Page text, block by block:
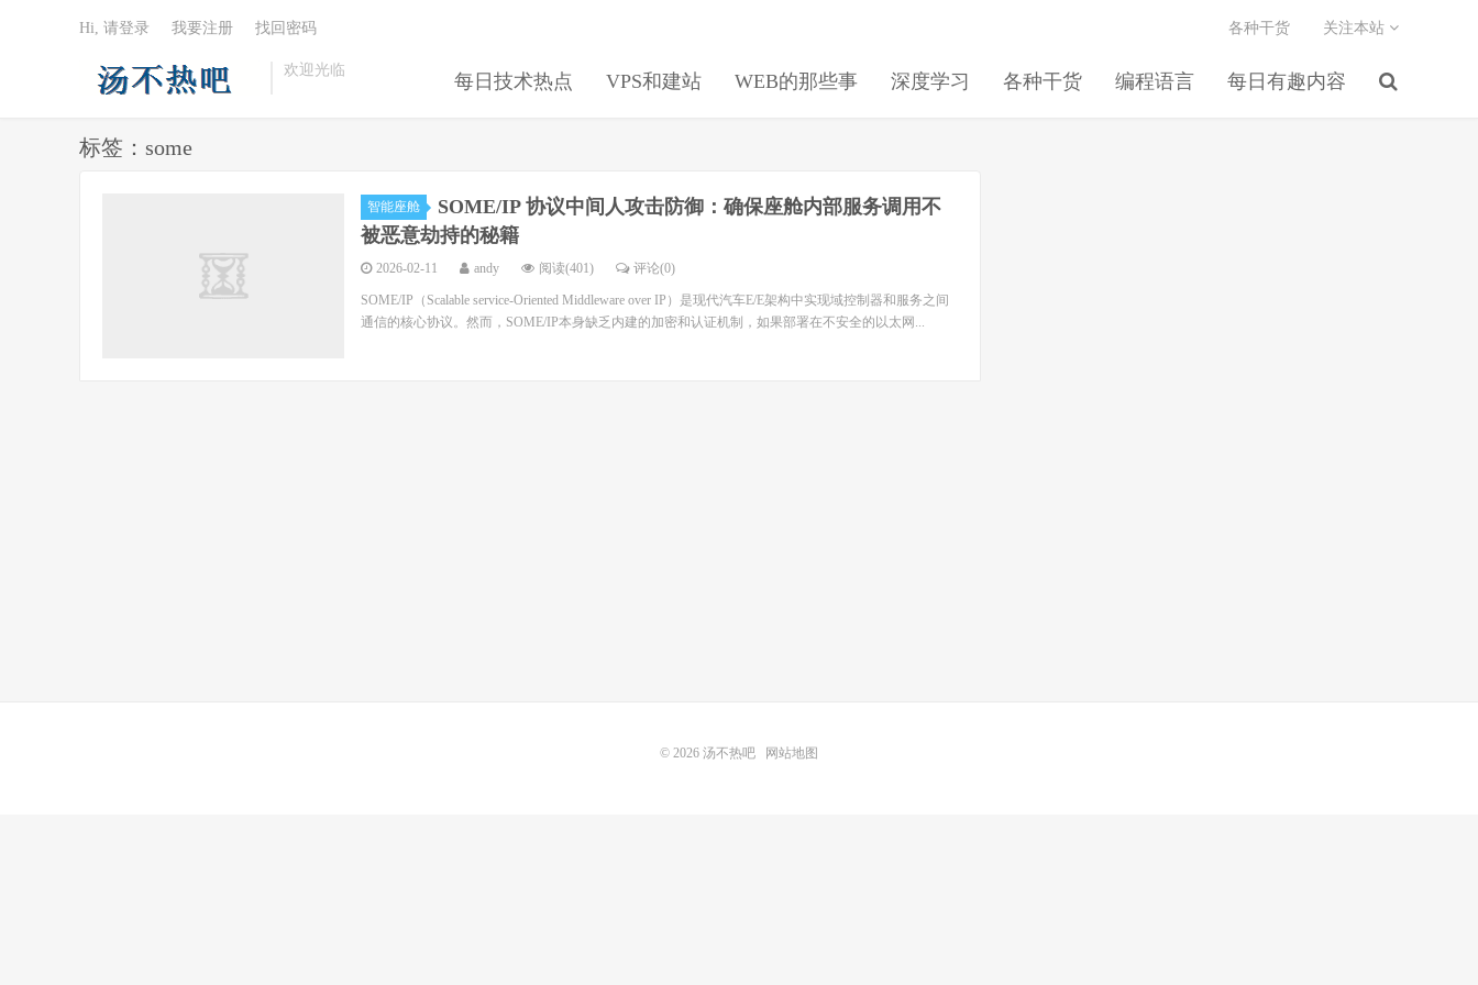
欢迎光临
每日技术热点 VPS和建站 WEB的那些事 深度学习 各种干货 编程语言 每日有趣内容
各种干货 关注本站
Hi, 请登录 我要注册 找回密码
标签：some
智能座舱
SOME/IP 协议中间人攻击防御：确保座舱内部服务调用不
被恶意劫持的秘籍
2026-02-11 andy 阅读(401) 评论(0)
SOME/IP（Scalable service-Oriented Middleware over IP）是现代汽车E/E架构中实现域控制器和服务之间
通信的核心协议。然而，SOME/IP本身缺乏内建的加密和认证机制，如果部署在不安全的以太网...
© 2026 汤不热吧 网站地图